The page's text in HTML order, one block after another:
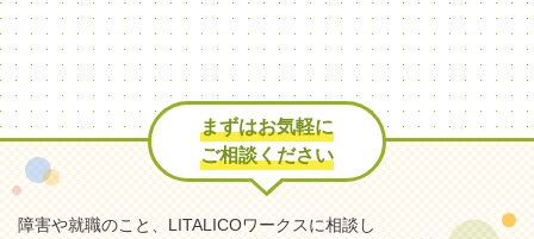
まずはお気軽に
ご相談ください
障害や就職のこと、LITALICOワークスに相談し